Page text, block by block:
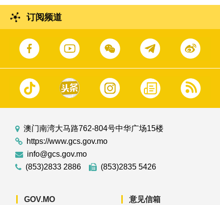
订阅频道
澳门南湾大马路762-804号中华广场15楼
https://www.gcs.gov.mo
info@gcs.gov.mo
(853)2833 2886
(853)2835 5426
GOV.MO 意见信箱